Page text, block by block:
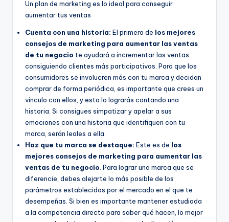
Un plan de marketing es lo ideal para conseguir
aumentar tus ventas
Cuenta con una historia: El primero de los mejores
consejos de marketing para aumentar las ventas
de tu negocio te ayudará a incrementar las ventas
consiguiendo clientes más participativos. Para que los
consumidores se involucren más con tu marca y decidan
comprar de forma periódica, es importante que crees un
vínculo con ellos, y esto lo lograrás contando una
historia. Si consigues simpatizar y apelar a sus
emociones con una historia que identifiquen con tu
marca, serán leales a ella.
Haz que tu marca se destaque: Este es de los
mejores consejos de marketing para aumentar las
ventas de tu negocio . Para lograr una marca que se
diferencie, debes alejarte lo más posible de los
parámetros establecidos por el mercado en el que te
desempeñas. Si bien es importante mantener estudiada
a la competencia directa para saber qué hacen, lo mejor